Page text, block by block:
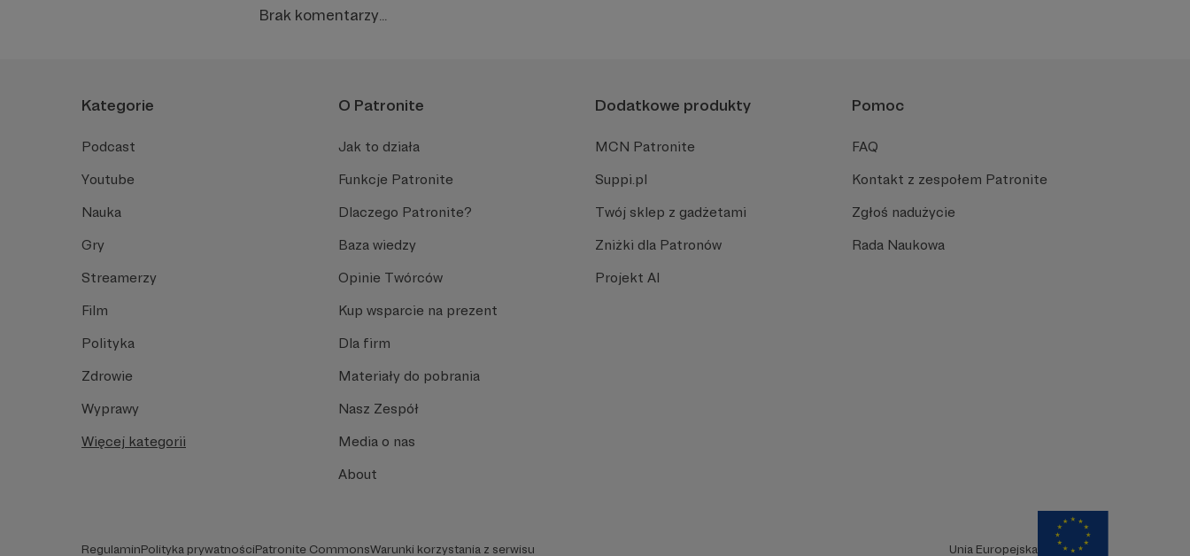
Brak komentarzy...
Kategorie
Podcast
Youtube
Nauka
Gry
Streamerzy
Film
Polityka
Zdrowie
Wyprawy
Więcej kategorii
O Patronite
Jak to działa
Funkcje Patronite
Dlaczego Patronite?
Baza wiedzy
Opinie Twórców
Kup wsparcie na prezent
Dla firm
Materiały do pobrania
Nasz Zespół
Media o nas
About
Dodatkowe produkty
MCN Patronite
Suppi.pl
Twój sklep z gadżetami
Zniżki dla Patronów
Projekt AI
Pomoc
FAQ
Kontakt z zespołem Patronite
Zgłoś nadużycie
Rada Naukowa
RegulaminPolityka prywatnościPatronite CommonsWarunki korzystania z serwisu Unia Europejska